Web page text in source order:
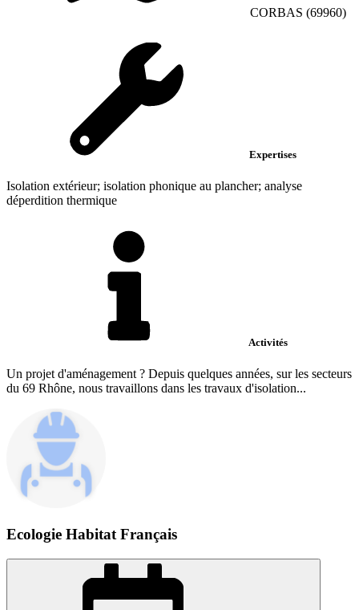
CORBAS (69960)
Expertises
Isolation extérieur; isolation phonique au plancher; analyse
déperdition thermique
Activités
Un projet d'aménagement ? Depuis quelques années, sur les secteurs
du 69 Rhône, nous travaillons dans les travaux d'isolation...
Ecologie Habitat Français